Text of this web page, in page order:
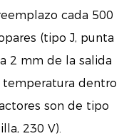
cada 500
(tipo J, punta
2 mm de la salida
dentro
son de tipo
230 V).